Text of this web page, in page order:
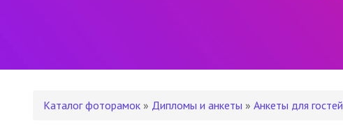
Каталог фоторамок » Дипломы и анкеты » Анкеты для гостей